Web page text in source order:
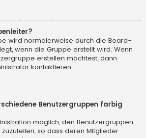
wird normalerweise durch die Board-
wenn die Gruppe erstellt wird. Wenn
erstellen möchtest, dann
kontaktieren.
Benutzergruppen farbig
möglich, den Benutzergruppen
so dass deren Mitglieder